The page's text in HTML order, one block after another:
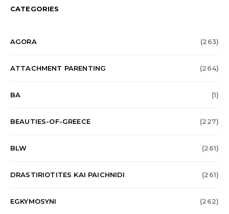
CATEGORIES
AGORA (263)
ATTACHMENT PARENTING (264)
BA (1)
BEAUTIES-OF-GREECE (227)
BLW (261)
DRASTIRIOTITES KAI PAICHNIDI (261)
EGKYMOSYNI (262)